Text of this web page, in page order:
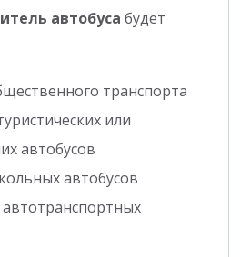
автобуса будет
транспорта
или
автобусов
автобусов